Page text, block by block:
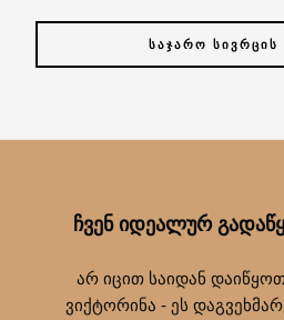
ᲡᲐᲯᲐᲠᲝ ᲡᲘᲕᲠᲪᲘᲡ
ᲩᲕᲔᲜ ᲘᲓᲔᲐᲚᲣᲠ
არ იცით საიდან
ვიქტორინა - ეს